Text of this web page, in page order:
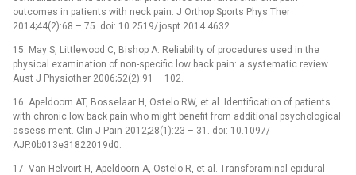
outcomes in patients with neck pain. J Orthop Sports Phys Ther
2014;44(2):68 –⁠ 75. doi: 10.2519/ jospt.2014.4632.
15. May S, Littlewood C, Bishop A. Reliability of procedures used in the
physical examination of non-specific low back pain: a systematic review.
Aust J Physiother 2006;52(2):91 –⁠ 102.
16. Apeldoorn AT, Bos­selaar H, Ostelo RW, et al. Identification of patients
with chronic low back pain who might benefit from additional psychological
as­ses­s­­-ment. Clin J Pain 2012;28(1):23 –⁠ 31. doi: 10.1097/
AJP.0b013e31822019d0.
17. Van Helvoirt H, Apeldoorn A, Ostelo R, et al. Transforaminal epidural